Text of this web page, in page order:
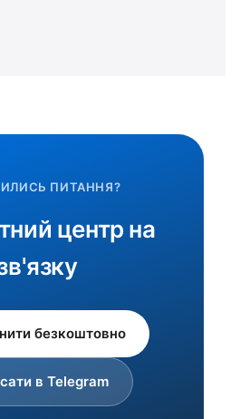
ПИТАННЯ?
центр на
безкоштовно
в Telegram